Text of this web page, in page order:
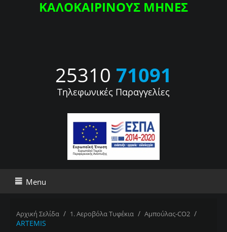
ΚΑΛΟΚΑΙΡΙΝΟΥΣ ΜΗΝΕΣ
25310 71091
Τηλεφωνικές Παραγγελίες
Menu
Αρχική Σελίδα / 1. Αεροβόλα Τυφέκια / Αμπούλας-CO2 /
ARTEMIS